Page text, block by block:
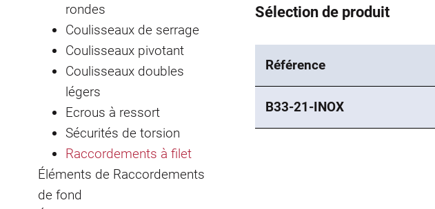
rondes
Coulisseaux de serrage
Coulisseaux pivotant
Coulisseaux doubles
légers
Ecrous à ressort
Sécurités de torsion
Raccordements à filet
Éléments de Raccordements
de fond
Sélection de produit
Référence
B33-21-INOX